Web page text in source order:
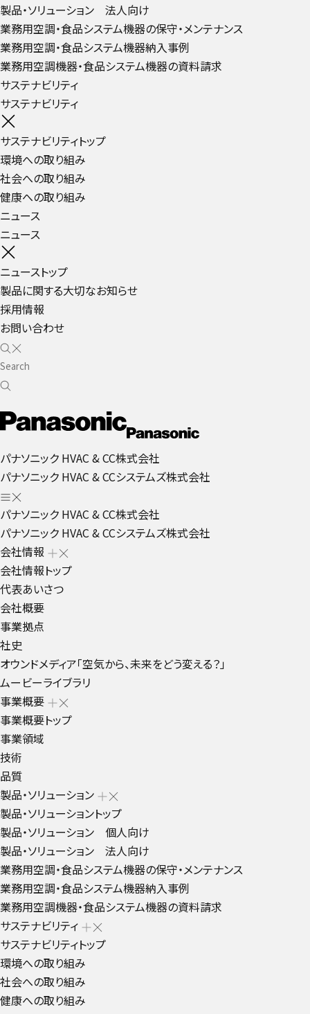
製品・ソリューション 法人向け
業務用空調・食品システム機器の保守・メンテナンス
業務用空調・食品システム機器納入事例
業務用空調機器・食品システム機器の資料請求
サステナビリティ
サステナビリティ
サステナビリティトップ
環境への取り組み
社会への取り組み
健康への取り組み
ニュース
ニュース
ニューストップ
製品に関する大切なお知らせ
採用情報
お問い合わせ
パナソニック HVAC & CC株式会社
パナソニック HVAC & CCシステムズ株式会社
パナソニック HVAC & CC株式会社
パナソニック HVAC & CCシステムズ株式会社
会社情報
会社情報トップ
代表あいさつ
会社概要
事業拠点
社史
オウンドメディア「空気から、未来をどう変える？」
ムービーライブラリ
事業概要
事業概要トップ
事業領域
技術
品質
製品・ソリューション
製品・ソリューショントップ
製品・ソリューション 個人向け
製品・ソリューション 法人向け
業務用空調・食品システム機器の保守・メンテナンス
業務用空調・食品システム機器納入事例
業務用空調機器・食品システム機器の資料請求
サステナビリティ
サステナビリティトップ
環境への取り組み
社会への取り組み
健康への取り組み